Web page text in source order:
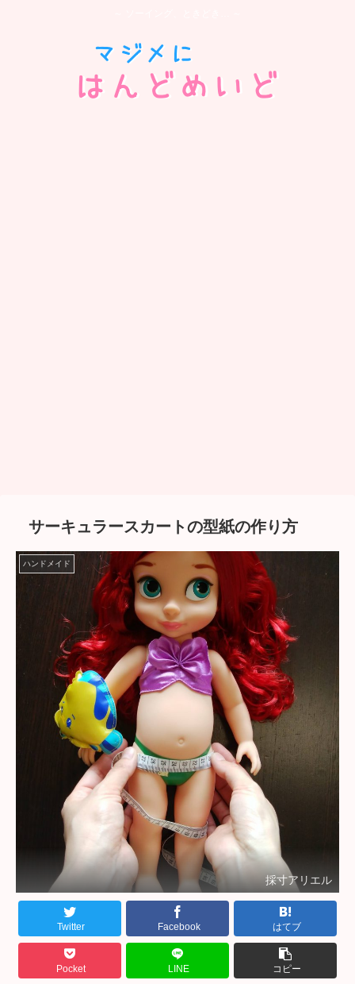
サーキュラースカートの型紙の作り方
ハンドメイド
採寸アリエル
Twitter Facebook はてブ
Pocket LINE コピー